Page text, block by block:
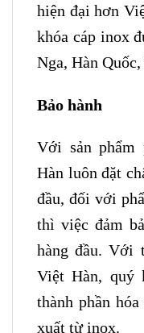
hiện đại hơn
khóa cáp inox
Nga, Hàn
Bảo hành
Với sản
Hàn luôn đặt
đầu, đối với
thì việc đảm
hàng đầu. Với
Việt Hàn, quý
thành phần
xuất từ inox.